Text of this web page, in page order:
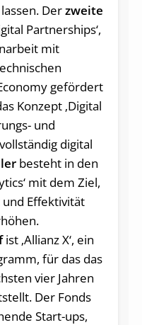
Derzweite
Partnerships‘,
mit
gefördert
Konzept ‚Digital
und
digital
besteht in den
mit dem Ziel,
Effektivität
ist ‚Allianz X‘, ein
für das das
vier Jahren
Der Fonds
Start-ups,